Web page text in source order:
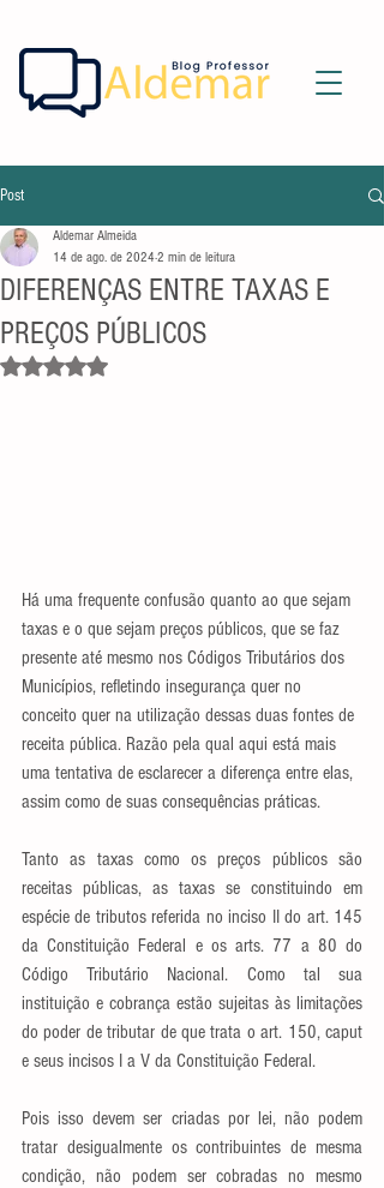
Post
DIFERENÇAS ENTRE TAXAS E
PREÇOS PÚBLICOS
Aldemar Almeida
14 de ago. de 2024 2 min de leitura
Avaliado com NaN de 5 estrelas.
Há uma frequente confusão quanto ao que sejam
taxas e o que sejam preços públicos, que se faz
presente até mesmo nos Códigos Tributários dos
Municípios, refletindo insegurança quer no
conceito quer na utilização dessas duas fontes de
receita pública. Razão pela qual aqui está mais
uma tentativa de esclarecer a diferença entre elas,
assim como de suas consequências práticas.
Tanto as taxas como os preços públicos são
receitas públicas, as taxas se constituindo em
espécie de tributos referida no inciso II do art. 145
da Constituição Federal e os arts. 77 a 80 do
Código Tributário Nacional. Como tal sua
instituição e cobrança estão sujeitas às limitações
do poder de tributar de que trata o art. 150, caput
e seus incisos I a V da Constituição Federal.
Pois isso devem ser criadas por lei, não podem
tratar desigualmente os contribuintes de mesma
condição, não podem ser cobradas no mesmo